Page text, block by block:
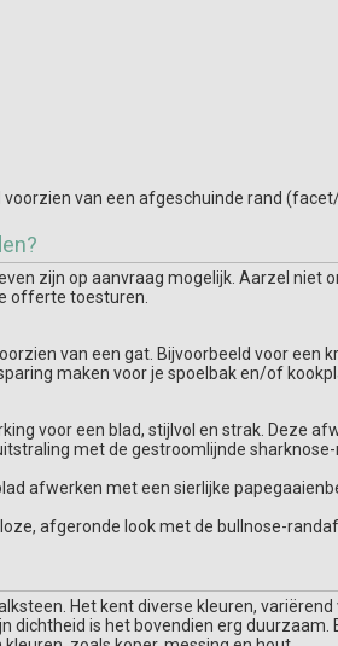
van een afgeschuinde rand
zijn op aanvraag mogelijk. Aarzel
offerte toesturen.
van een gat. Bijvoorbeeld voor
maken voor je spoelbak en/of
voor een blad, stijlvol en strak. Deze
met de gestroomlijnde
afwerken met een sierlijke
afgeronde look met de bullnose-
Het kent diverse kleuren,
dichtheid is het bovendien erg